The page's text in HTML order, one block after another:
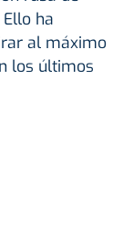
ha
al máximo
los últimos